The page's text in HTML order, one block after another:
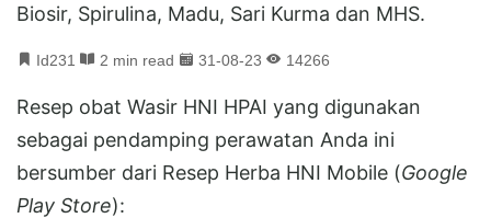
Biosir, Spirulina, Madu, Sari Kurma dan MHS.
Id231 2 min read 31-08-23 14266
Resep obat Wasir HNI HPAI yang digunakan
sebagai pendamping perawatan Anda ini
bersumber dari Resep Herba HNI Mobile (Google
Play Store):